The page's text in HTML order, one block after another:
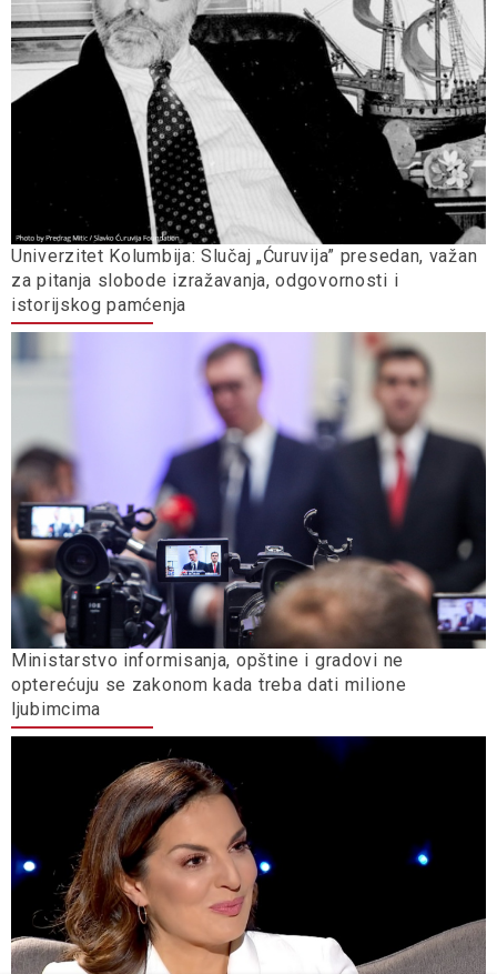
Univerzitet Kolumbija: Slučaj „Ćuruvija” presedan, važan
za pitanja slobode izražavanja, odgovornosti i
istorijskog pamćenja
Ministarstvo informisanja, opštine i gradovi ne
opterećuju se zakonom kada treba dati milione
ljubimcima